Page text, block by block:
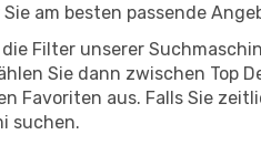
am besten passende
Filter unserer
Sie dann zwischen Top
Favoriten aus. Falls Sie
suchen.